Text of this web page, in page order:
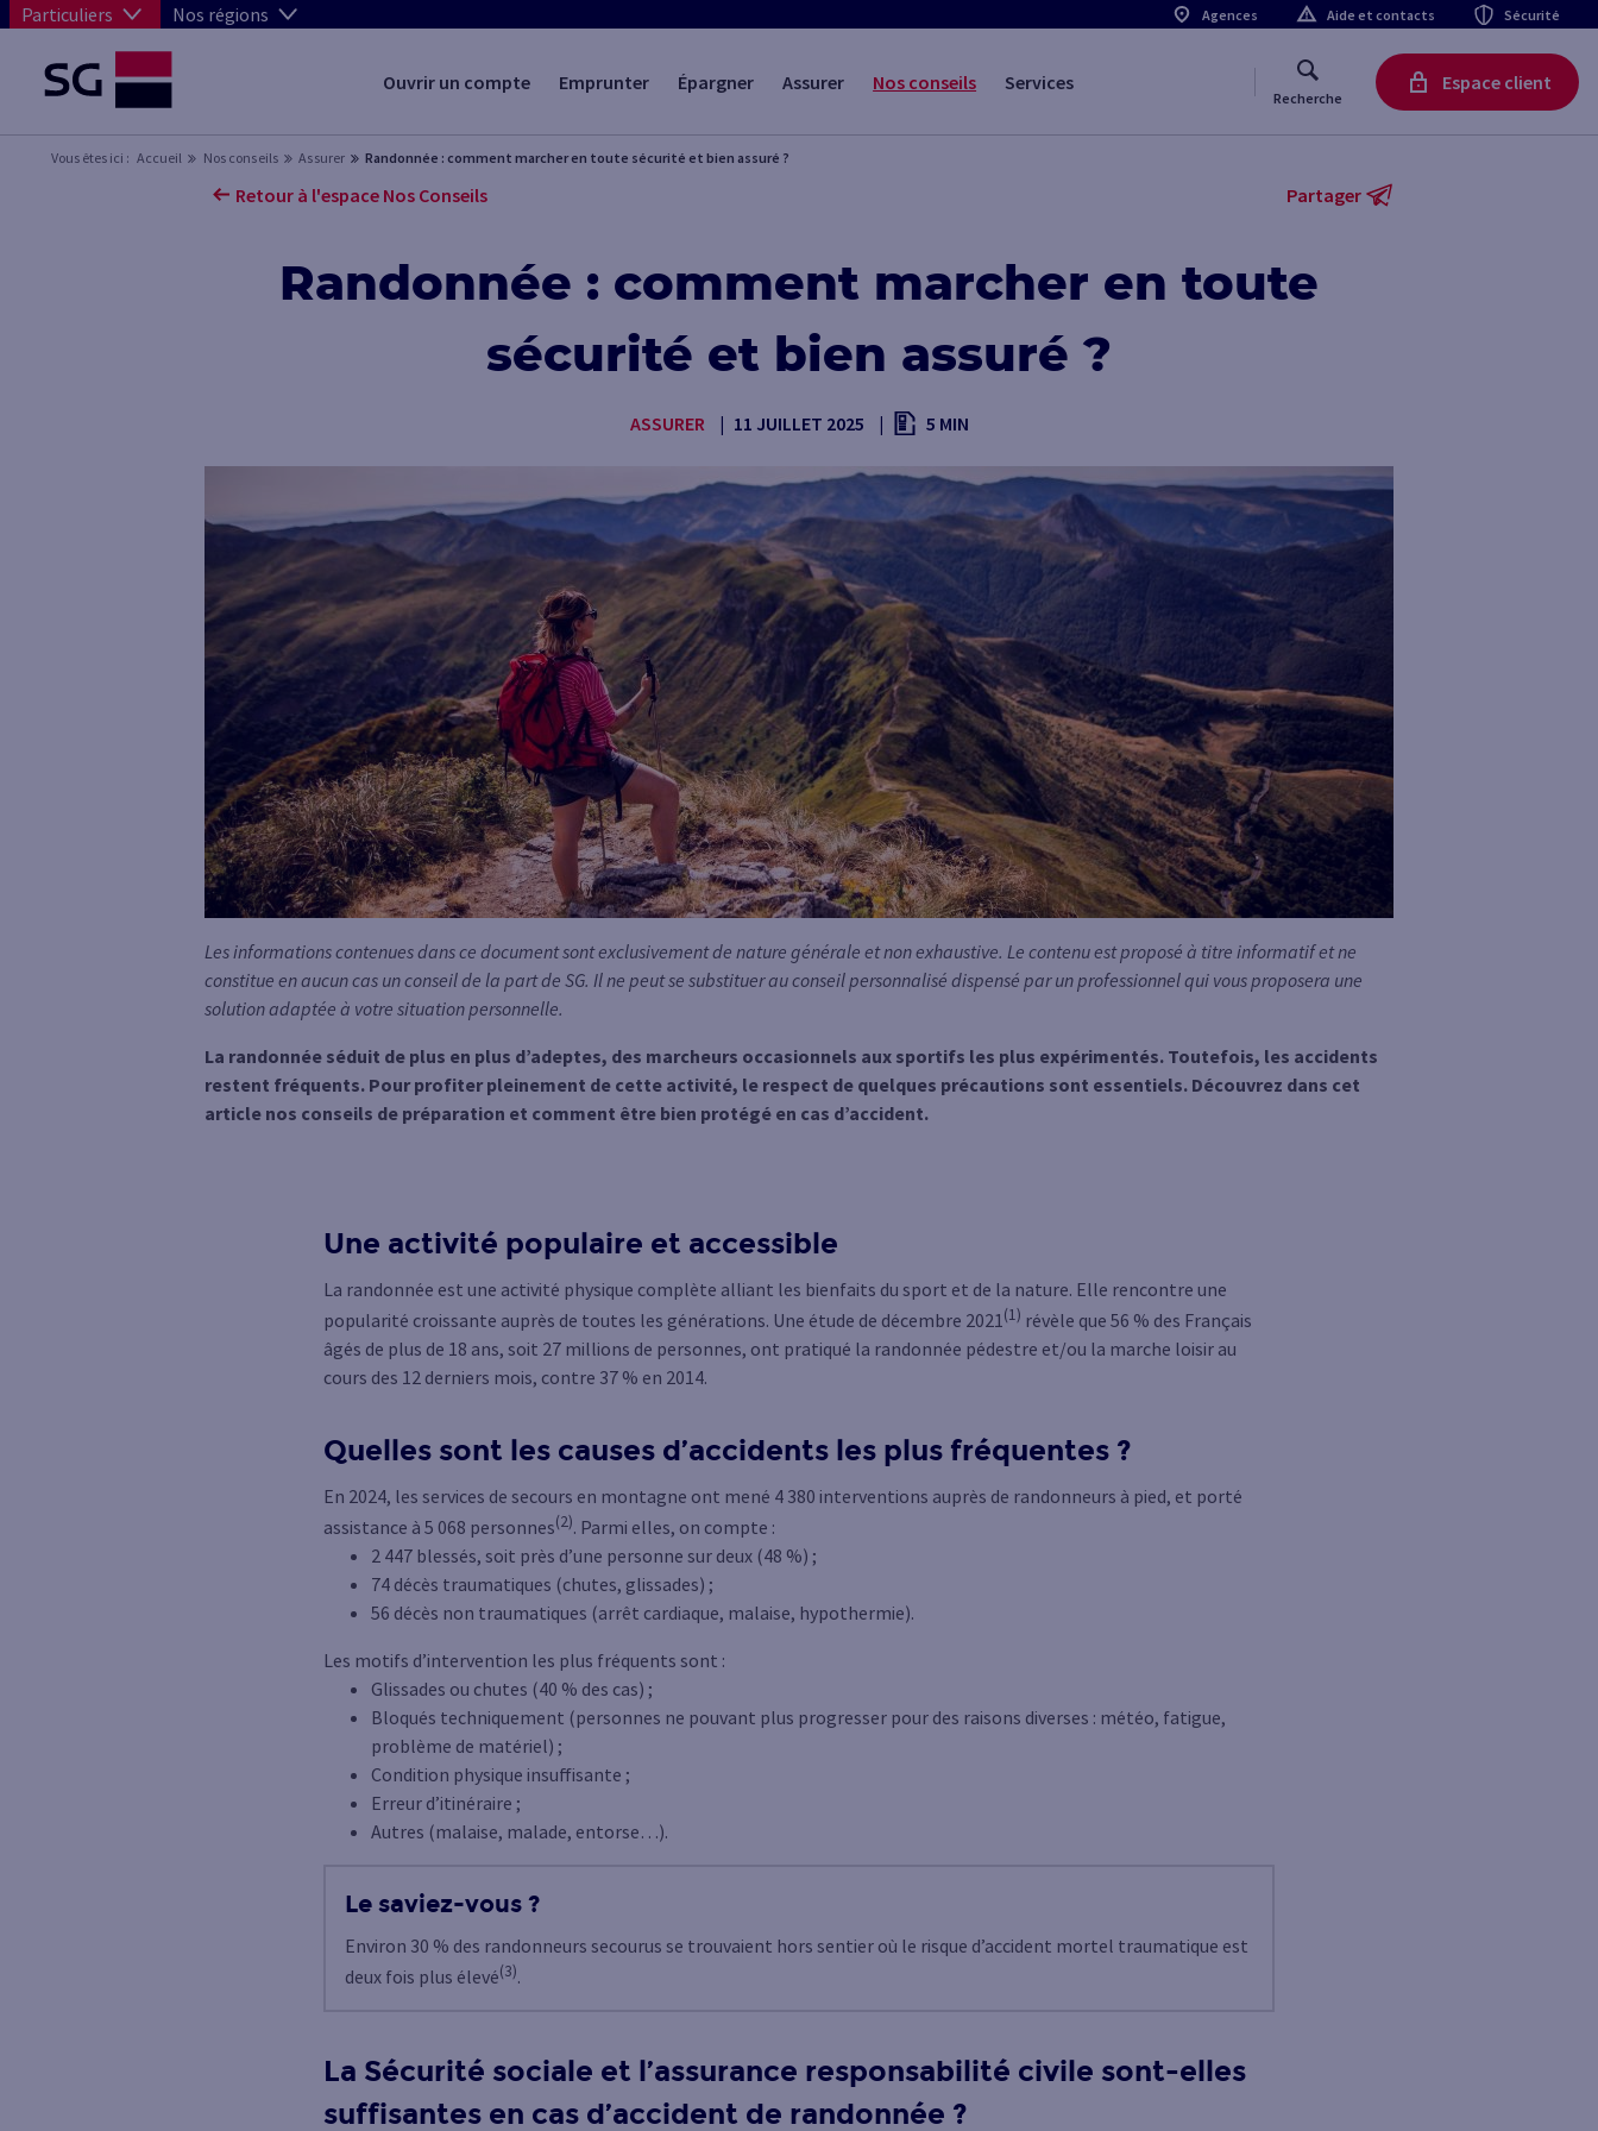
Particuliers Nos régions Agences Aide et contacts Sécurité
Ouvrir un compte Emprunter Épargner Assurer Nos conseils Services
Recherche
Espace client
Vous êtes ici : Accueil Nos conseils Assurer Randonnée : comment marcher en toute sécurité et bien assuré ?
Retour à l'espace Nos Conseils Partager
Randonnée : comment marcher en toute
sécurité et bien assuré ?
ASSURER 11 JUILLET 2025 5 MIN
Les informations contenues dans ce document sont exclusivement de nature générale et non exhaustive. Le contenu est proposé à titre informatif et ne
constitue en aucun cas un conseil de la part de SG. Il ne peut se substituer au conseil personnalisé dispensé par un professionnel qui vous proposera une
solution adaptée à votre situation personnelle.
La randonnée séduit de plus en plus d’adeptes, des marcheurs occasionnels aux sportifs les plus expérimentés. Toutefois, les accidents
restent fréquents. Pour profiter pleinement de cette activité, le respect de quelques précautions sont essentiels. Découvrez dans cet
article nos conseils de préparation et comment être bien protégé en cas d’accident.
Une activité populaire et accessible
La randonnée est une activité physique complète alliant les bienfaits du sport et de la nature. Elle rencontre une
popularité croissante auprès de toutes les générations. Une étude de décembre 2021 (1) révèle que 56 % des Français
âgés de plus de 18 ans, soit 27 millions de personnes, ont pratiqué la randonnée pédestre et/ou la marche loisir au
cours des 12 derniers mois, contre 37 % en 2014.
Quelles sont les causes d’accidents les plus fréquentes ?
En 2024, les services de secours en montagne ont mené 4 380 interventions auprès de randonneurs à pied, et porté
assistance à 5 068 personnes(2). Parmi elles, on compte :
2 447 blessés, soit près d’une personne sur deux (48 %) ;
74 décès traumatiques (chutes, glissades) ;
56 décès non traumatiques (arrêt cardiaque, malaise, hypothermie).
Les motifs d’intervention les plus fréquents sont :
Glissades ou chutes (40 % des cas) ;
Bloqués techniquement (personnes ne pouvant plus progresser pour des raisons diverses : météo, fatigue,
problème de matériel) ;
Condition physique insuffisante ;
Erreur d’itinéraire ;
Autres (malaise, malade, entorse…).
Le saviez-vous ?
Environ 30 % des randonneurs secourus se trouvaient hors sentier où le risque d’accident mortel traumatique est
deux fois plus élevé(3).
La Sécurité sociale et l’assurance responsabilité civile sont-elles
suffisantes en cas d’accident de randonnée ?